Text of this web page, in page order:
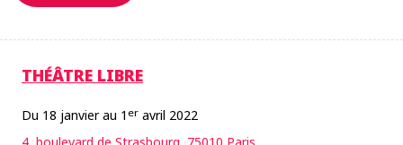
THÉÂTRE LIBRE
Du 18 janvier au 1 er avril 2022